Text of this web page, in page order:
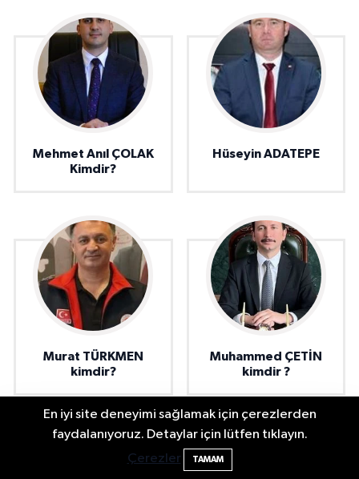
Mehmet Anıl ÇOLAK
Kimdir?
Hüseyin ADATEPE
Murat TÜRKMEN
kimdir?
Muhammed ÇETİN
kimdir ?
En iyi site deneyimi sağlamak için çerezlerden
faydalanıyoruz. Detaylar için lütfen tıklayın.
Çerezler
TAMAM
2 Buzağı Hediyeli Bal Festivalinde Hande
Ünsal Sahne Alacak